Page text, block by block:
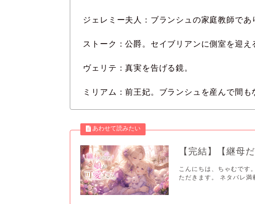
ジェレミー夫人：ブランシュの家庭教師であ
ストーク：公爵。セイブリアンに側室を迎え
ヴェリテ：真実を告げる鏡。
ミリアム：前王妃。ブランシュを産んで間も
【完結】【継母
こんにちは、ちゃむです
ただきます。 ネタバレ満